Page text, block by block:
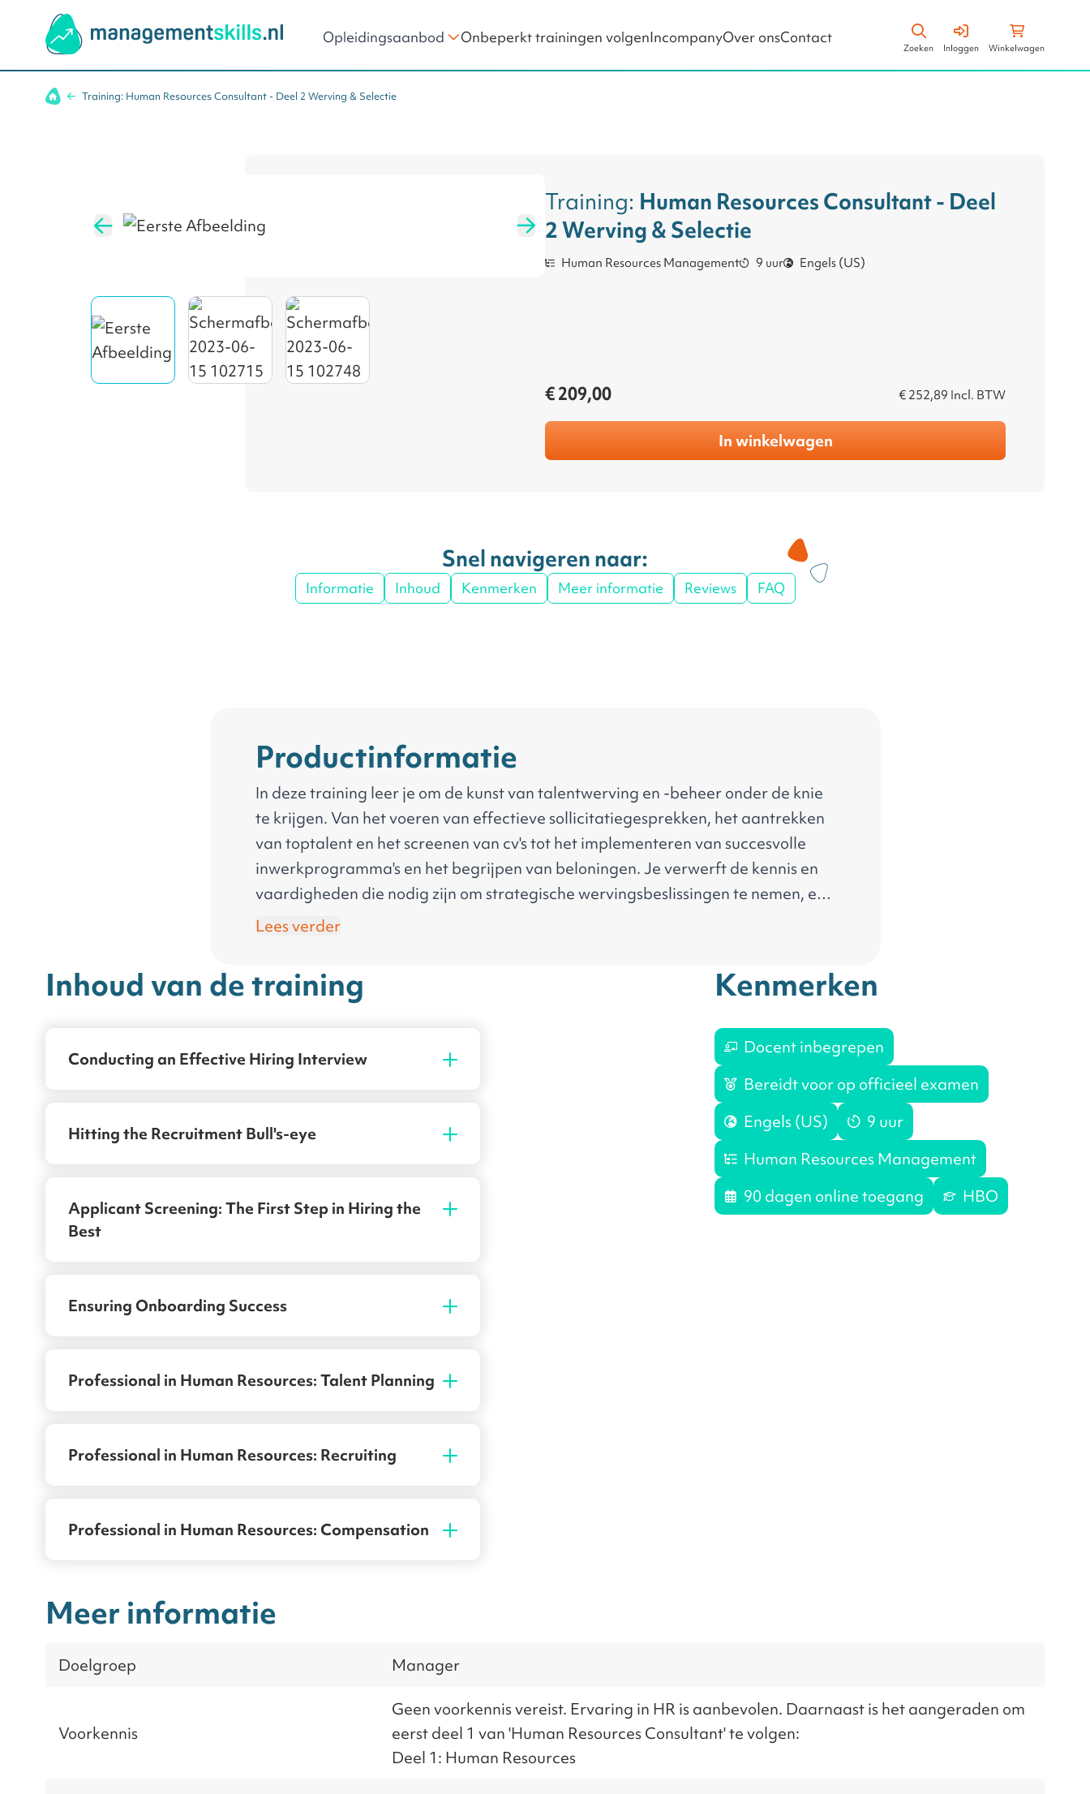
Ga naar de inhoud
Opleidingsaanbod
Human Resources Management Coachen
Onbeperkt trainingen volgenIncompanyOver onsContact Zoeken
Zoeken Inloggen
Winkelwagen
Winkelwagen
Training: Human Resources Consultant - Deel 2 Werving & Selectie
Training: Human Resources Consultant - Deel
2 Werving & Selectie
Human Resources Management 9 uur Engels (US)
€ 209,00 € 252,89 Incl. BTW
In winkelwagen
Snel navigeren naar:
Informatie Inhoud Kenmerken Meer informatie Reviews FAQ
Productinformatie
In deze training leer je om de kunst van talentwerving en -beheer onder de knie
te krijgen. Van het voeren van effectieve sollicitatiegesprekken, het aantrekken
van toptalent en het screenen van cv's tot het implementeren van succesvolle
inwerkprogramma's en het begrijpen van beloningen. Je verwerft de kennis en
vaardigheden die nodig zijn om strategische wervingsbeslissingen te nemen, een
sterk werkgeversmerk te creëren en talentpijplijnen te optimaliseren.
Lees verder
Inhoud van de training
Conducting an Effective Hiring Interview
Hitting the Recruitment Bull's-eye
Applicant Screening: The First Step in Hiring the
Best
Ensuring Onboarding Success
Professional in Human Resources: Talent Planning
Professional in Human Resources: Recruiting
Professional in Human Resources: Compensation
Kenmerken
Docent inbegrepen
Bereidt voor op officieel examen
Engels (US)
9 uur
Human Resources Management
90 dagen online toegang
HBO
Meer informatie
Doelgroep Manager
Voorkennis
Geen voorkennis vereist. Ervaring in HR is aanbevolen. Daarnaast is het aangeraden om
eerst deel 1 van 'Human Resources Consultant' te volgen:
Deel 1: Human Resources